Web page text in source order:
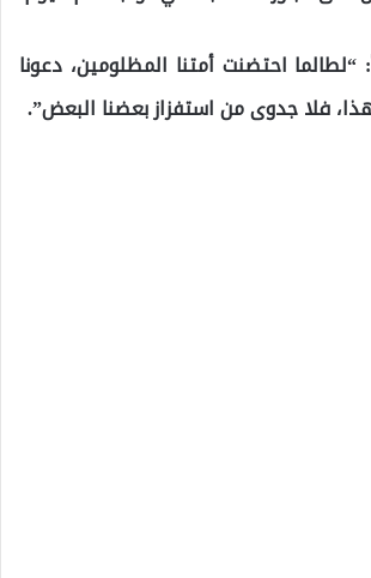
احتضنت أمتنا المظلومين، دعونا
فلا جدوى من استفزاز بعضنا البعض”.